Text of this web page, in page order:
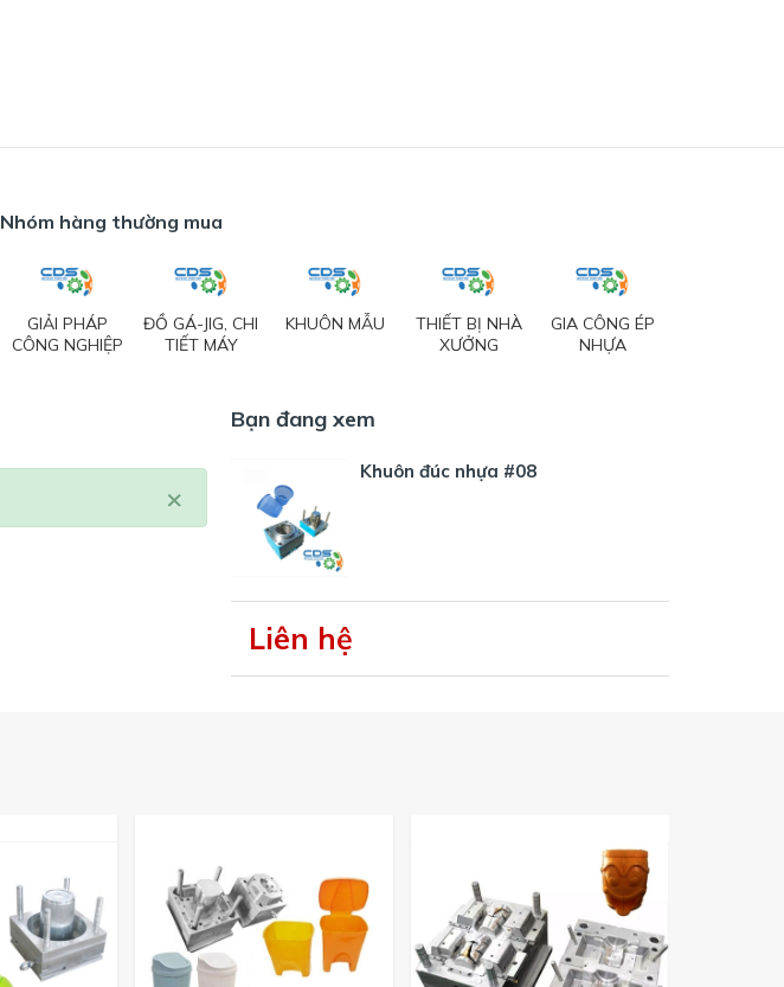
Nhóm hàng thường mua
GIẢI PHÁP
CÔNG NGHIỆP
ĐỒ GÁ-JIG, CHI
TIẾT MÁY
KHUÔN MẪU
THIẾT BỊ NHÀ
XƯỞNG
GIA CÔNG ÉP
NHỰA
×
Bạn đang xem
Khuôn đúc nhựa #08
Liên hệ